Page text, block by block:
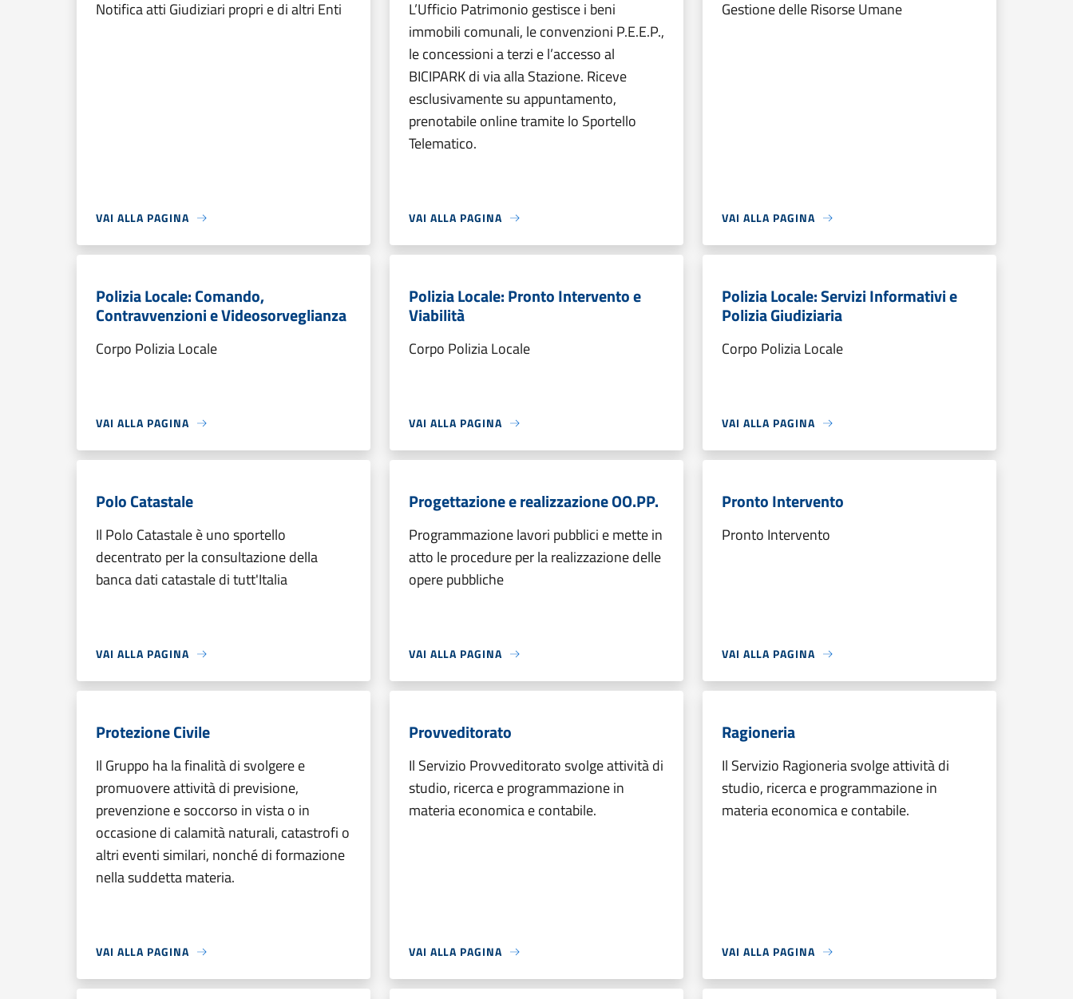
Notifica atti Giudiziari propri e di altri Enti
VAI ALLA PAGINA
L’Ufficio Patrimonio gestisce i beni
immobili comunali, le convenzioni P.E.E.P.,
le concessioni a terzi e l’accesso al
BICIPARK di via alla Stazione. Riceve
esclusivamente su appuntamento,
prenotabile online tramite lo Sportello
Telematico.
VAI ALLA PAGINA
Gestione delle Risorse Umane
VAI ALLA PAGINA
Polizia Locale: Comando,
Contravvenzioni e Videosorveglianza
Corpo Polizia Locale
VAI ALLA PAGINA
Polizia Locale: Pronto Intervento e
Viabilità
Corpo Polizia Locale
VAI ALLA PAGINA
Polizia Locale: Servizi Informativi e
Polizia Giudiziaria
Corpo Polizia Locale
VAI ALLA PAGINA
Polo Catastale
Il Polo Catastale è uno sportello
decentrato per la consultazione della
banca dati catastale di tutt'Italia
VAI ALLA PAGINA
Progettazione e realizzazione OO.PP.
Programmazione lavori pubblici e mette in
atto le procedure per la realizzazione delle
opere pubbliche
VAI ALLA PAGINA
Pronto Intervento
Pronto Intervento
VAI ALLA PAGINA
Protezione Civile
Il Gruppo ha la finalità di svolgere e
promuovere attività di previsione,
prevenzione e soccorso in vista o in
occasione di calamità naturali, catastrofi o
altri eventi similari, nonché di formazione
nella suddetta materia.
VAI ALLA PAGINA
Provveditorato
Il Servizio Provveditorato svolge attività di
studio, ricerca e programmazione in
materia economica e contabile.
VAI ALLA PAGINA
Ragioneria
Il Servizio Ragioneria svolge attività di
studio, ricerca e programmazione in
materia economica e contabile.
VAI ALLA PAGINA